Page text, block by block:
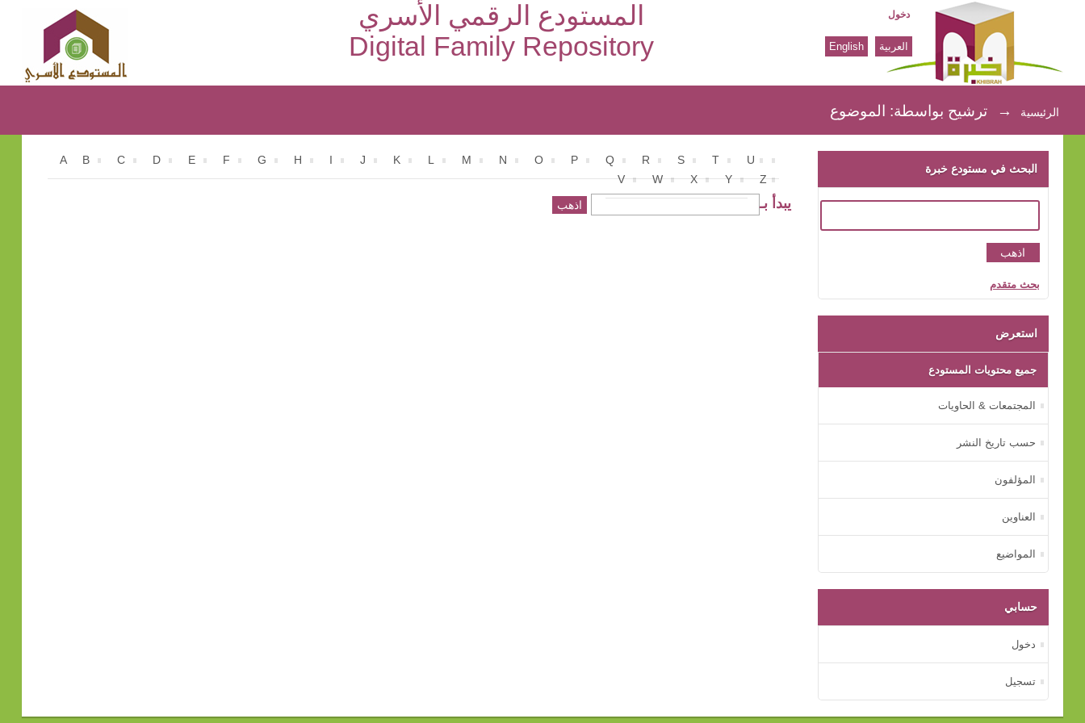
المستودع الرقمي الأسري
Digital Family Repository
ترشيح بواسطة: الموضوع
دخول
العربية English
الرئيسية → ترشيح بواسطة: الموضوع
A B C D E F G H J K L M N O P Q R S T
U
V
W X Y Z
يبدأ بـ
البحث في مستودع خبرة
بحث متقدم
استعرض
جميع محتويات المستودع
المجتمعات & الحاويات
حسب تاريخ النشر
المؤلفون
العناوين
المواضيع
حسابي
دخول
تسجيل